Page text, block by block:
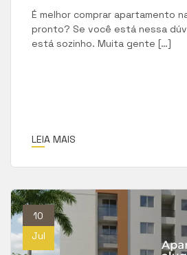
É melhor comprar apartamento
pronto? Se você está nessa
está sozinho. Muita gente […]
LEIA MAIS
10
Jul